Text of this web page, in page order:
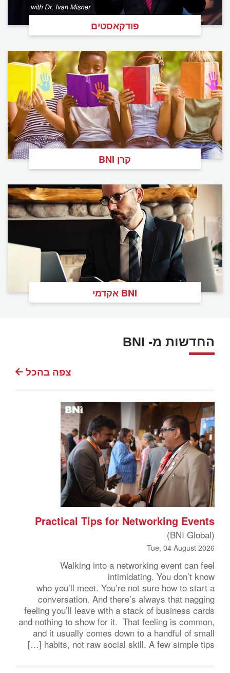
פודקאסטים
קרן BNI
BNI אקדמי
החדשות מ- BNI
צפה בהכל
Practical Tips for Networking Events
(BNI Global)
Tue, 04 August 2026
Walking into a networking event can feel
intimidating. You don’t know
who you’ll meet. You’re not sure how to start a
conversation. And there’s always that nagging
feeling you’ll leave with a stack of business cards
and nothing to show for it. That feeling is common,
and it usually comes down to a handful of small
habits, not raw social skill. A few simple tips […]